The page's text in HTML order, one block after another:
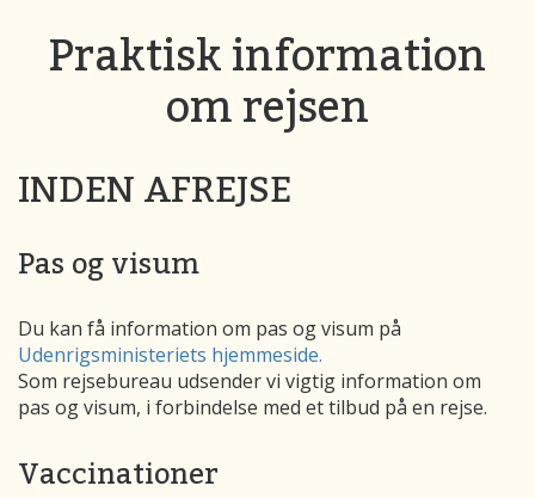
Praktisk information
om rejsen
INDEN AFREJSE
Pas og visum
Du kan få information om pas og visum på
Udenrigsministeriets hjemmeside.
Som rejsebureau udsender vi vigtig information om
pas og visum, i forbindelse med et tilbud på en rejse.
Vaccinationer